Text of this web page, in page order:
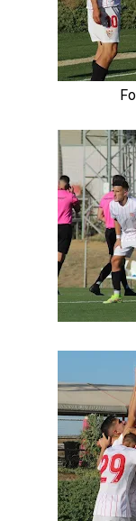
El dato que
grandes ligas
Juanlu de
Premier